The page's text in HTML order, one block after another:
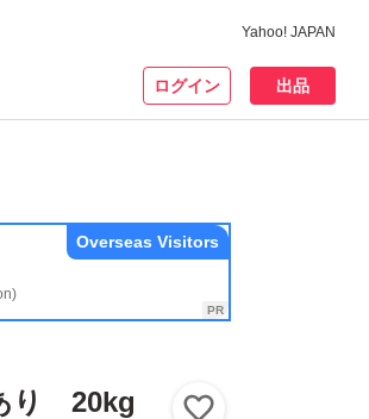
Yahoo! JAPAN
ログイン 出品
Overseas Visitors
り 20kg